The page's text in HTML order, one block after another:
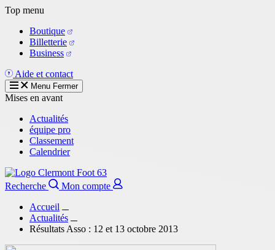
Aller
contenu
principal
Top menu
Boutique
Billetterie
Business
Aide et contact
Menu Fermer
Mises en avant
Actualités
équipe pro
Classement
Calendrier
Recherche
Mon compte
Accueil
Actualités
Résultats Asso : 12 et 13 octobre 2013